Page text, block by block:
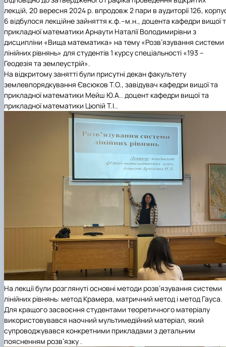
лекцій, 20 вересня 2024 р. впродовж 2 пари в аудиторії 126,
6 відбулося лекційне зайняття к.ф.–м.н., доцента кафедри вищої
прикладної математики Арнаути Наталії Володимирівни з
дисципліни «Вища математика» на тему «Розв’язування системи
лінійних рівнянь» для студентів 1 курсу спеціальності «193 –
Геодезія та землеустрій».
На відкритому занятті були присутні декан факультету
землевпорядкування Євсюков Т.О., завідувач кафедри вищої та
прикладної математики Мейш Ю.А.. доцент кафедри вищої та
прикладної математики Цюпій Т.І..
На лекції були розглянуті основні методи розв’язування системи
лінійних рівнянь: метод Крамера, матричний метод і метод Гауса.
Для кращого засвоєння студентами теоретичного матеріалу
використовувався наочний мультимедійний матеріал, який
супроводжувався конкретними прикладами з детальним
поясненням розв’язку .